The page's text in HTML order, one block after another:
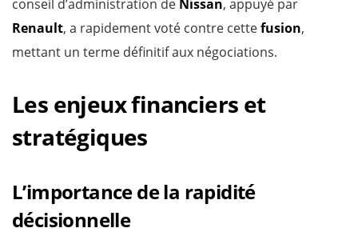
conseil d’administration de Nissan, appuyé par
Renault, a rapidement voté contre cettefusion,
mettant un terme définitif aux négociations.
Les enjeux financiers et
stratégiques
L’importance de la rapidité
décisionnelle